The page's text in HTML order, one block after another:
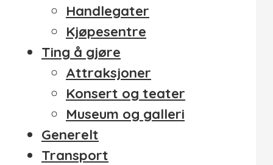
Handlegater
Kjøpesentre
Ting å gjøre
Attraksjoner
Konsert og teater
Museum og galleri
Generelt
Transport